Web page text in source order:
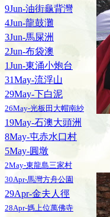
9Jun-油街龜背灣
4Jun-龍鼓灘
3Jun-馬屎洲
2Jun-布袋澳
1Jun-東涌小炮台
31May-流浮山
29May-下白泥
26May-光板田大帽南紗
19May-石澳大頭洲
8May-屯赤水口村
5May-圓墩
2May-東龍島三家村
30Apr-馬灣方舟公園
29Apr-金夫人徑
28Apr-媽上位萬佛寺